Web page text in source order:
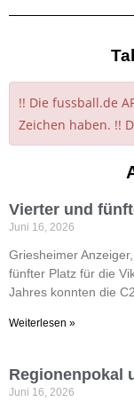
!! Die fussball.de
Zeichen haben. !!
Vierter und
Juni 16, 2026
Griesheimer
fünfter Platz für die
Jahres konnten die
Weiterlesen »
Regionenpokal
Juni 16, 2026